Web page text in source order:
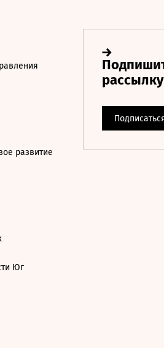
развитие
Юг